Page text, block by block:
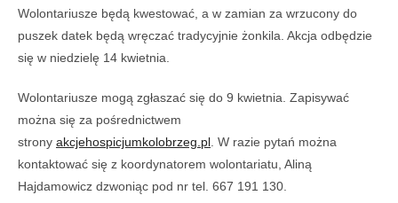
Wolontariusze będą kwestować, a w zamian za wrzucony do
puszek datek będą wręczać tradycyjnie żonkila. Akcja odbędzie
się w niedzielę 14 kwietnia.
Wolontariusze mogą zgłaszać się do 9 kwietnia. Zapisywać
można się za pośrednictwem
strony akcjehospicjumkolobrzeg.pl . W razie pytań można
kontaktować się z koordynatorem wolontariatu, Aliną
Hajdamowicz dzwoniąc pod nr tel. 667 191 130.